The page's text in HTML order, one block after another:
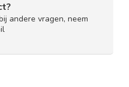
andere vragen, neem